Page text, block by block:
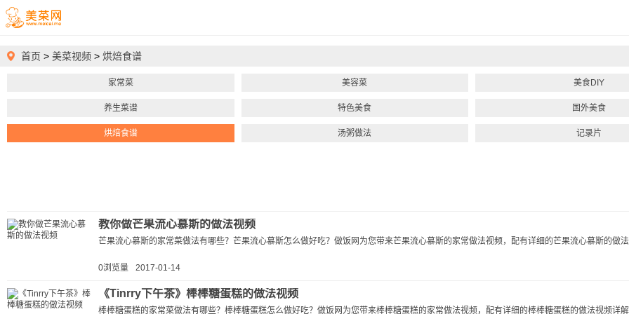
家常菜 美容菜 美食DIY
养生菜谱 特色美食 国外美食
烘焙食谱 汤粥做法 记录片
首页 > 美菜视频 > 烘焙食谱
教你做芒果流心慕斯的做法视频
芒果流心慕斯的家常菜做法有哪些？芒果流心慕斯怎么做好吃？做饭网为您带来芒果流心慕斯的家常做法视频，配有详细的芒果流心慕斯的做
0浏览量 2017-01-14
《Tinrry下午茶》棒棒糖蛋糕的做法视频
棒棒糖蛋糕的家常菜做法有哪些？棒棒糖蛋糕怎么做好吃？做饭网为您带来棒棒糖蛋糕的家常做法视频，配有详细的棒棒糖蛋糕的做法视频详